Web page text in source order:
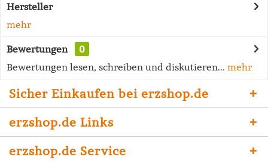
Hersteller
mehr
Bewertungen
0
Bewertungen lesen, schreiben und diskutieren... mehr
Sicher Einkaufen bei erzshop.de
erzshop.de Links
erzshop.de Service